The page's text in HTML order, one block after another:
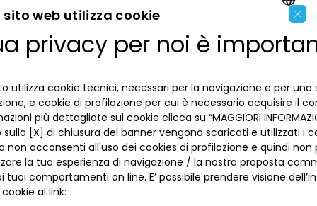
LA BANCA
Dove siamo
Lavora con noi
Reclami
INFORMAZIONI PER IL CLIENTE
Privacy
La tua scelta sui cookies
Informativa al pubblico
Sepa
ACCESSIBILITÀ E APP
SEGUICI SUI SOCIAL
ENGLISH
×
sito web utilizza cookie
privacy per noi è
utilizza cookie tecnici, necessari per la navigazione e per una
e cookie di profilazione per cui è necessario acquisire il
più dettagliate sui cookie clicca su “MAGGIORI
[X] di chiusura del banner vengono scaricati e utilizzati i
non acconsenti all'uso dei cookies di profilazione e quindi non
la tua esperienza di navigazione / la nostra proposta
tuoi comportamenti on line. E’ possibile prendere visione
al link: